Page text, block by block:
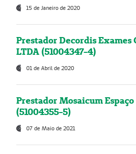
15 de Janeiro de 2020
Prestador Decordis Exames
LTDA (51004347-4)
01 de Abril de 2020
Prestador Mosaicum
(51004355-5)
07 de Maio de 2021